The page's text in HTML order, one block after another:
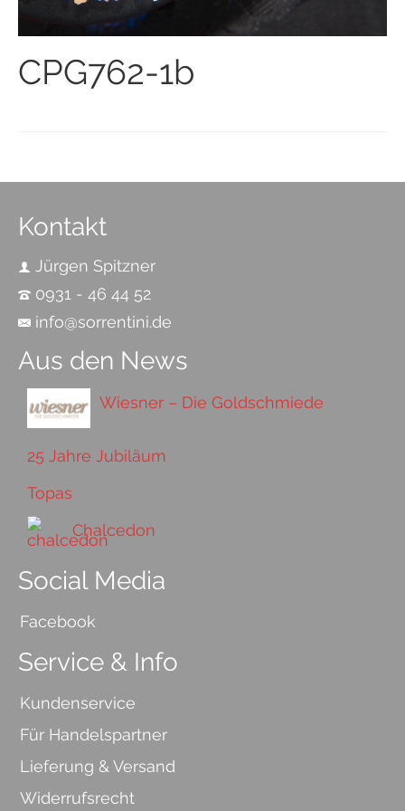
CPG762-1b
Kontakt
Jürgen Spitzner
0931 - 46 44 52
info@sorrentini.de
Aus den News
Wiesner – Die Goldschmiede
25 Jahre Jubiläum
Topas
Chalcedon
Social Media
Facebook
Service & Info
Kundenservice
Für Handelspartner
Lieferung & Versand
Widerrufsrecht